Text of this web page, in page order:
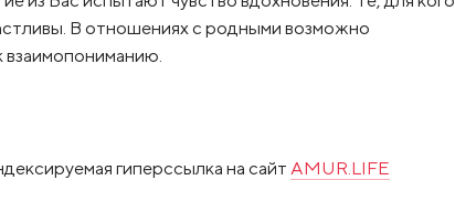
В отношениях с родными возможно
взаимопониманию.
гиперссылка на сайт AMUR.LIFE